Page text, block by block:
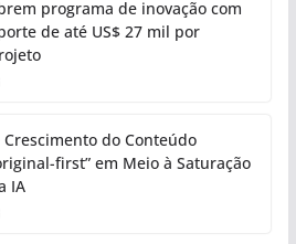
programa de inovação com
de até US$ 27 mil por
Crescimento do Conteúdo
first” em Meio à Saturação
IA